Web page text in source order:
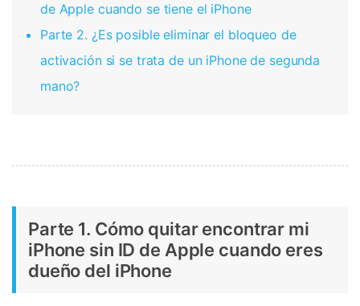
de Apple cuando se tiene el iPhone
Parte 2. ¿Es posible eliminar el bloqueo de
activación si se trata de un iPhone de segunda
mano?
Parte 1. Cómo quitar encontrar mi
iPhone sin ID de Apple cuando eres
dueño del iPhone